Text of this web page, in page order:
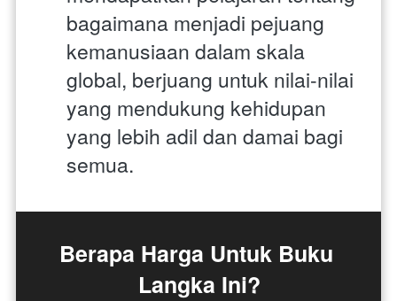
bagaimana menjadi pejuang
kemanusiaan dalam skala
global, berjuang untuk nilai-nilai
yang mendukung kehidupan
yang lebih adil dan damai bagi
semua.
Berapa Harga Untuk Buku
Langka Ini?